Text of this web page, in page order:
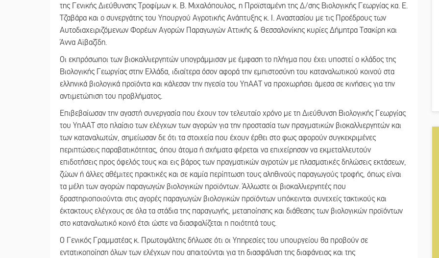
της Γενικής Διεύθυνσης Τροφίμων κ. Β. Μιχαλόπουλος, η Προϊσταμένη της Δ/σης Βιολογικής Γεωργίας κα. Ε.
Τζαβάρα και ο συνεργάτης του Υπουργού Αγροτικής Ανάπτυξης κ. Ι. Αναστασίου με τις Προέδρους των
Αυτοδιαχειριζόμενων Φορέων Αγορών Παραγωγών Αττικής & Θεσσαλονίκης κυρίες Δήμητρα Τσακίρη και
Άννα Αϊβαζίδη.
Οι εκπρόσωποι των βιοκαλλιεργητών υπογράμμισαν με έμφαση το πλήγμα που έχει υποστεί ο κλάδος της
Βιολογικής Γεωργίας στην Ελλάδα, ιδιαίτερα όσον αφορά την εμπιστοσύνη του καταναλωτικού κοινού στα
ελληνικά βιολογικά προϊόντα και κάλεσαν την ηγεσία του ΥπΑΑΤ να προχωρήσει άμεσα σε κινήσεις για την
αντιμετώπιση του προβλήματος.
Επιβεβαίωσαν την αγαστή συνεργασία που έχουν τον τελευταίο χρόνο με τη Διεύθυνση Βιολογικής Γεωργίας
του ΥπΑΑΤ στο πλαίσιο των ελέγχων των αγορών για την προστασία των πραγματικών βιοκαλλιεργητών και
των καταναλωτών, σημείωσαν δε ότι τα στοιχεία που έχουν έρθει στο φως αφορούν συγκεκριμένες
περιπτώσεις παραβατικότητας, όπου άτομα ή σχήματα φέρεται να επιχείρησαν να εκμεταλλευτούν
επιδοτήσεις προς όφελός τους και εις βάρος των πραγματικών αγροτών με πλασματικές δηλώσεις εκτάσεων,
ζώων ή άλλες αθέμιτες πρακτικές και σε καμία περίπτωση τους αληθινούς παραγωγούς τροφής, όπως είναι
τα μέλη των αγορών παραγωγών βιολογικών προϊόντων. Άλλωστε οι βιοκαλλιεργητές που
δραστηριοποιούνται στις αγορές παραγωγών βιολογικών προϊόντων υπόκεινται συνεχείς τακτικούς και
έκτακτους ελέγχους σε όλα τα στάδια της παραγωγής, μεταποίησης και διάθεσης των βιολογικών προϊόντων
στο καταναλωτικό κοινό έτσι ώστε να διασφαλίζεται η ποιότητά τους.
Ο Γενικός Γραμματέας κ. Πρωτοψάλτης δήλωσε ότι οι Υπηρεσίες του υπουργείου θα προβούν σε
εντατικοποίηση όλων των ελέγχων που απαιτούνται για τη διασφάλιση της διαφάνειας και της